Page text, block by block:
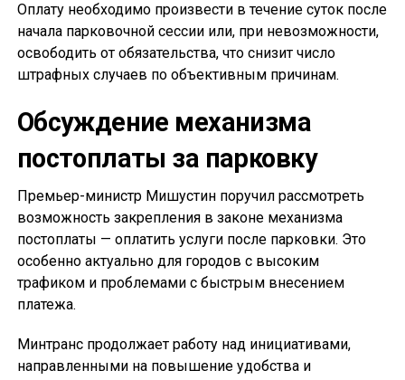
Оплату необходимо произвести в течение суток после
начала парковочной сессии или, при невозможности,
освободить от обязательства, что снизит число
штрафных случаев по объективным причинам.
Обсуждение механизма
постоплаты за парковку
Премьер-министр Мишустин поручил рассмотреть
возможность закрепления в законе механизма
постоплаты — оплатить услуги после парковки. Это
особенно актуально для городов с высоким
трафиком и проблемами с быстрым внесением
платежа.
Минтранс продолжает работу над инициативами,
направленными на повышение удобства и